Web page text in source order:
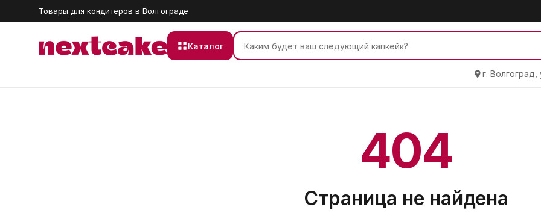
Товары для кондитеров в Волгограде
Каталог
г.
404
Страница не найдена